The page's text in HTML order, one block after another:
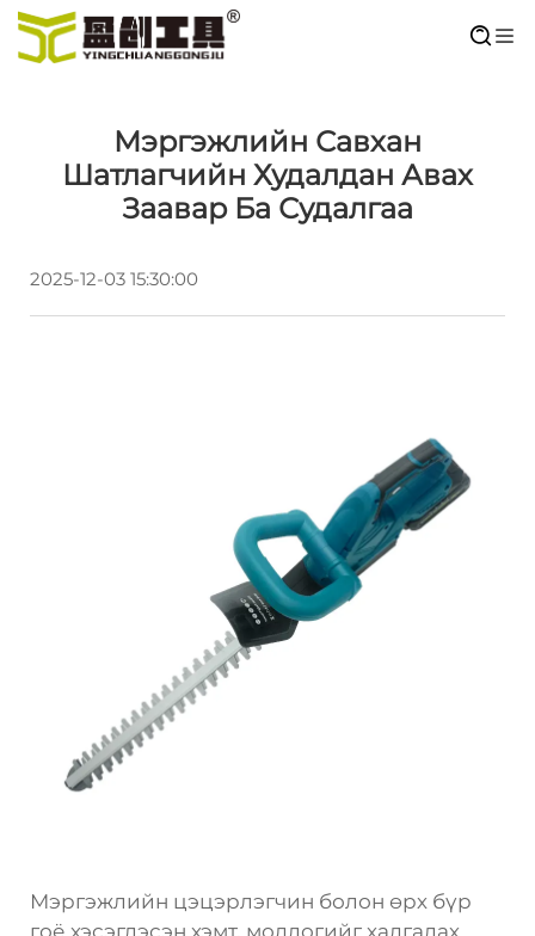
Мэргэжлийн Савхан
Шатлагчийн Худалдан Авах
Заавар Ба Судалгаа
2025-12-03 15:30:00
Мэргэжлийн цэцэрлэгчин болон өрх бүр
гоё хэсэглэсэн хэмт, модлогийг хадгалах